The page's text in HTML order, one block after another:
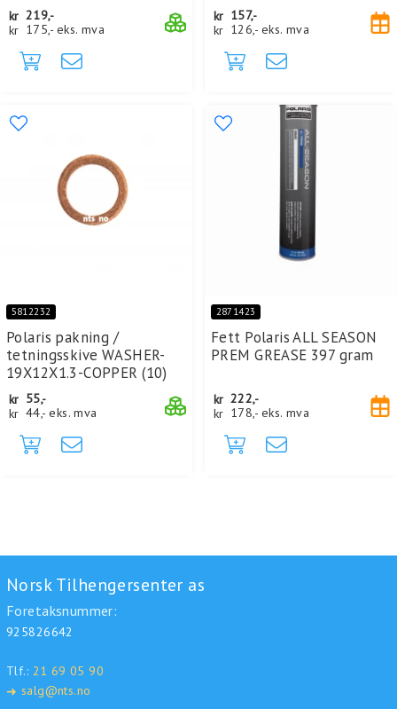
kr 219,-
kr 175,- eks. mva
kr 157,-
kr 126,- eks. mva
5812232
Polaris pakning /
tetningsskive WASHER-
19X12X1.3-COPPER (10)
kr 55,-
kr 44,- eks. mva
2871423
Fett Polaris ALL SEASON
PREM GREASE 397 gram
kr 222,-
kr 178,- eks. mva
Norsk Tilhengersenter as
Foretaksnummer:
925826642
Tlf.: 21 69 05 90
➜ salg@nts.no